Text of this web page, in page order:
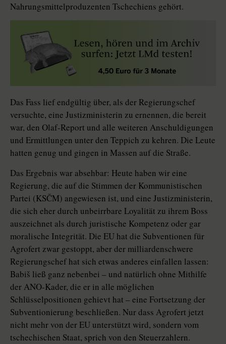
Nahrungsmittelproduzenten Tschechiens gehört.
Das Fass lief endgültig über, als der Regierungschef
versuchte, eine Justizministerin zu ernennen, die bereit
war, den Olaf-Report und alle weiteren Anschuldigungen
und Ermittlungen unter den Teppich zu kehren. Die Leute
hatten genug und gingen in Massen auf die Straße.
Das Ergebnis war absehbar: Heute haben wir eine
Regierung, die auf die Stimmen der Kommunistischen
Partei (KSČM) angewiesen ist, und eine Justizministerin,
die sich eher durch unbeirrbare Loyalität zu ihrem Boss
auszeichnet als durch juristische Kompetenz oder gar
moralische Integrität. Die EU hat die Subventionen für
Agrofert zwar gestoppt, aber der milliardenschwere
Regierungschef hat sich etwas anderes einfallen lassen:
Babiš ließ ganz nebenbei – und natürlich ohne Mithilfe
der ANO-Kader, die er in alle möglichen
Schlüsselpositionen gehievt hat – eine Fortsetzung der
Subventionierung beschließen. Nur dass Agrofert jetzt
nicht mehr von der EU unterstützt wird, sondern vom
tschechischen Staat, sprich von den Steuerzahlern.